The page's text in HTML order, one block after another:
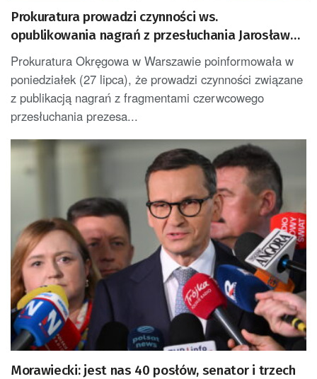
Prokuratura prowadzi czynności ws.
opublikowania nagrań z przesłuchania Jarosława
Kaczyńskiego
Prokuratura Okręgowa w Warszawie poinformowała w
poniedziałek (27 lipca), że prowadzi czynności związane
z publikacją nagrań z fragmentami czerwcowego
przesłuchania prezesa...
Morawiecki: jest nas 40 posłów, senator i trzech